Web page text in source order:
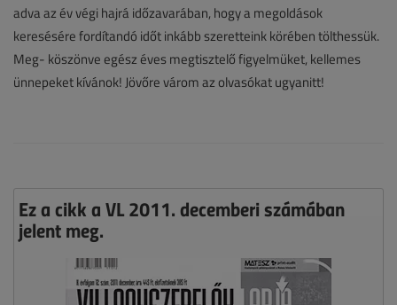
adva az év végi hajrá időzavarában, hogy a megoldások
keresésére fordítandó időt inkább szeretteink körében tölthessük.
Meg- köszönve egész éves megtisztelő figyelmüket, kellemes
ünnepeket kívánok! Jövőre várom az olvasókat ugyanitt!
Ez a cikk a VL 2011. decemberi számában
jelent meg.